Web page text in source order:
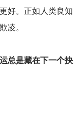
好。正如人类良知
凌。
总是藏在下一个抉